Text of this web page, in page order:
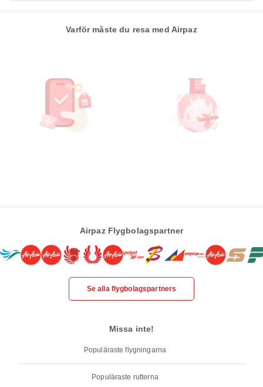
Varför måste du resa med Airpaz
Airpaz Flygbolagspartner
Se alla flygbolagspartners
Missa inte!
Populäraste flygningarna
Populäraste rutterna